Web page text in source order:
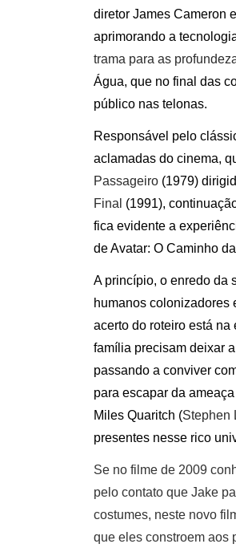
diretor James Cameron
aprimorando a
trama para as
Água, que no final das
público nas telonas.
Responsável pelo
aclamadas do cinema,
Passageiro (1979)
Final (1991),
fica evidente a
de Avatar: O Caminho
A princípio, o enredo da
humanos colonizadores
acerto do roteiro está
família precisam deixar
passando a conviver
para escapar da
Miles Quaritch (Stephen
presentes nesse rico
Se no filme de 2009
pelo contato que Jake
costumes, neste novo
que eles constroem aos